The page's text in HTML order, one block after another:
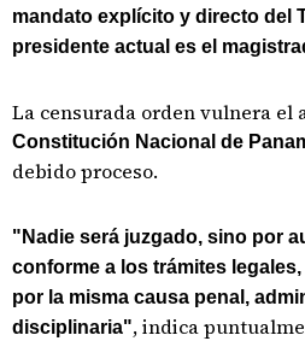
mandato explícito y directo del
presidente actual es el
La censurada orden vulnera el
Constitución Nacional de
debido proceso.
"Nadie será juzgado, sino por
conforme a los trámites
por la misma causa penal,
disciplinaria", indica